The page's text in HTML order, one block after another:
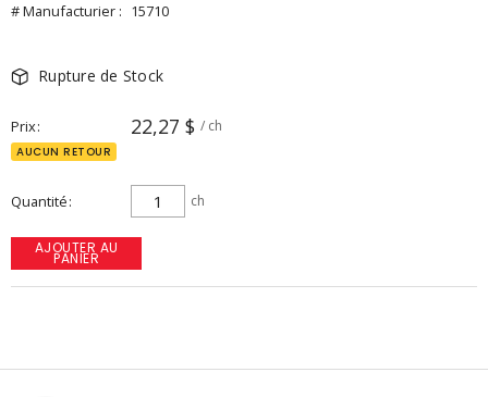
# Manufacturier : 15710
Rupture de Stock
Prix 22,27 $ / ch
AUCUN RETOUR
Quantité ch
AJOUTER AU
PANIER